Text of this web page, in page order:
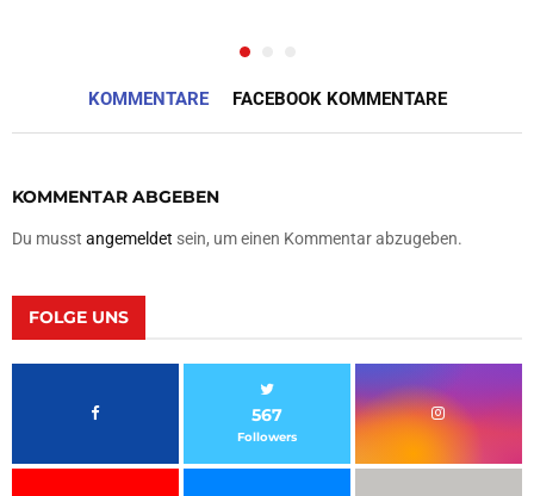
KOMMENTARE FACEBOOK KOMMENTARE
KOMMENTAR ABGEBEN
Du musst angemeldet sein, um einen Kommentar abzugeben.
FOLGE UNS
567
Followers